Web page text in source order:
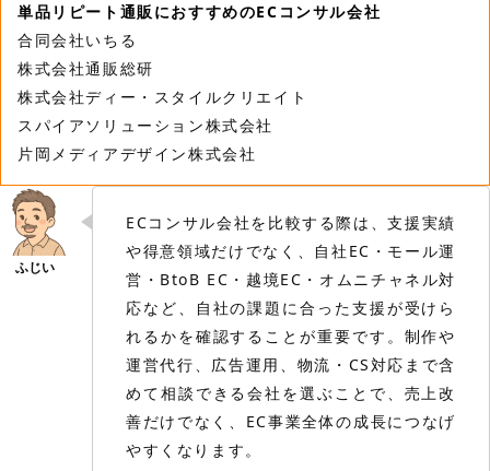
単品リピート通販におすすめのECコンサル会社
合同会社いちる
株式会社通販総研
株式会社ディー・スタイルクリエイト
スパイアソリューション株式会社
片岡メディアデザイン株式会社
ECコンサル会社を比較する際は、支援実績
や得意領域だけでなく、自社EC・モール運
営・BtoB EC・越境EC・オムニチャネル対
応など、自社の課題に合った支援が受けら
れるかを確認することが重要です。制作や
運営代行、広告運用、物流・CS対応まで含
めて相談できる会社を選ぶことで、売上改
善だけでなく、EC事業全体の成長につなげ
やすくなります。